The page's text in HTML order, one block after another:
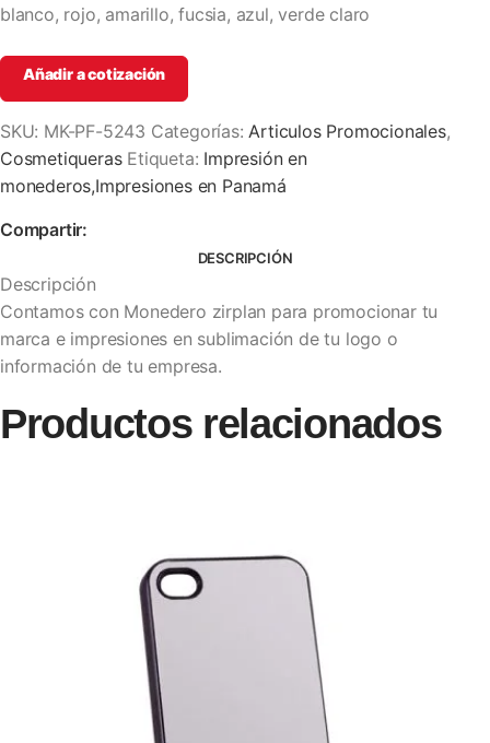
blanco, rojo, amarillo, fucsia, azul, verde claro
Añadir a cotización
SKU: MK-PF-5243 Categorías: Articulos Promocionales,
Cosmetiqueras Etiqueta: Impresión en
monederos,Impresiones en Panamá
Compartir:
DESCRIPCIÓN
Descripción
Contamos con Monedero zirplan para promocionar tu
marca e impresiones en sublimación de tu logo o
información de tu empresa.
Productos relacionados